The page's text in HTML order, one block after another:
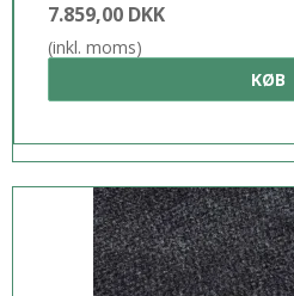
7.859,00 DKK
(inkl. moms)
KØB